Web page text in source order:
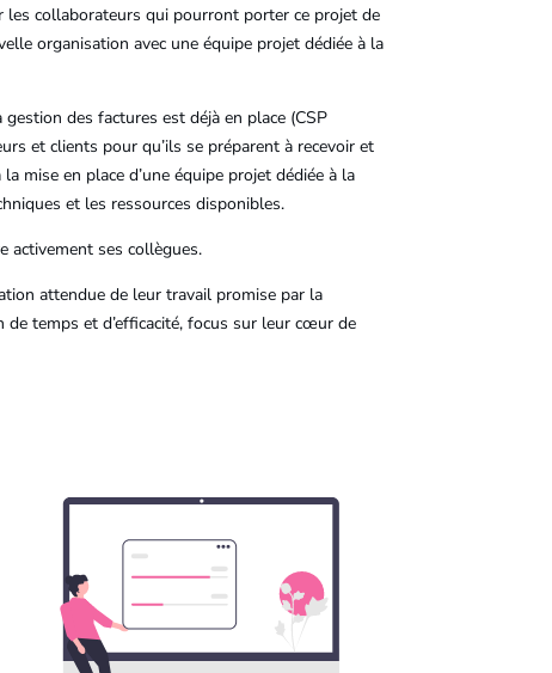
les collaborateurs qui pourront porter ce projet de
organisation avec une équipe projet dédiée à la
des factures est déjà en place (CSP
et clients pour qu’ils se préparent à recevoir et
mise en place d’une équipe projet dédiée à la
et les ressources disponibles.
activement ses collègues.
attendue de leur travail promise par la
temps et d’efficacité, focus sur leur cœur de